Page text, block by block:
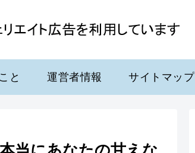
と 運営者情報 サイトマップ